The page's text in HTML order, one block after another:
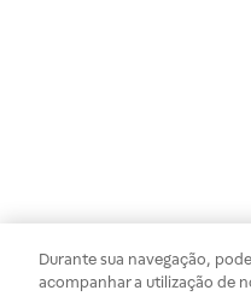
Durante sua navegação,
acompanhar a utilização de